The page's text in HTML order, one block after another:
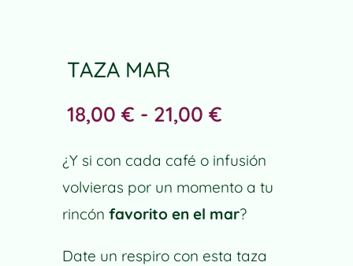
TAZA MAR
18,00 € - 21,00 €Rango
precios:
desde
18,00 €
hasta
21,00 €
¿Y si con cada café o infusión
volvieras por un momento a tu
rincón favorito en el mar?
Date un respiro con esta taza